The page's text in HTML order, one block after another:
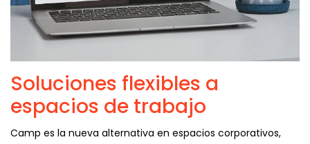
Soluciones flexibles a
espacios de trabajo
Camp es la nueva alternativa en espacios corporativos,